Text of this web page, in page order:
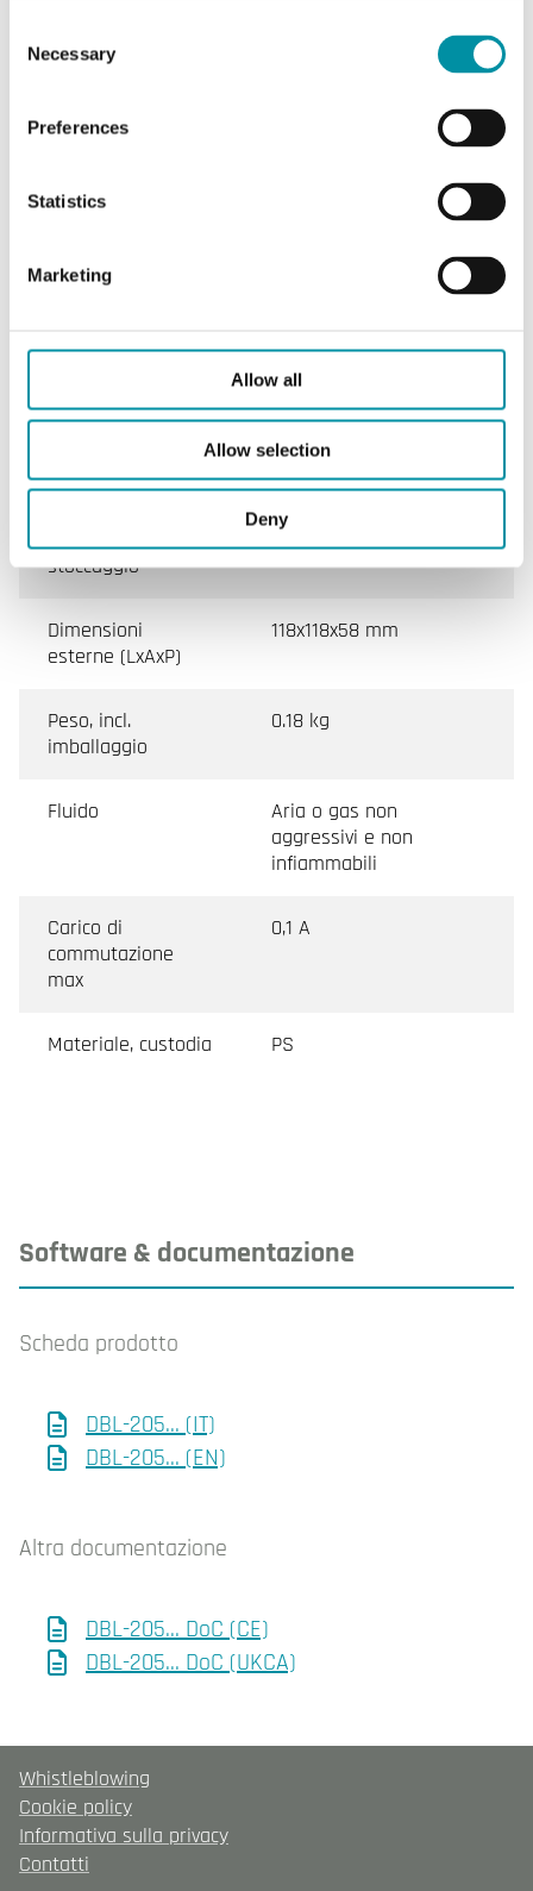
Selection
Necessary
Preferences
Statistics
Marketing
Allow all
Allow selection
Deny
versione UL
Classe apparecchio
protezione
Umidità ambiente
(senza condensa)
Temperatura
-20…60 °C
stoccaggio
-40…85 °C
Umidità di
stoccaggio
0...95 % RH
Dimensioni
esterne (LxAxP)
118x118x58 mm
Peso, incl.
imballaggio
0.18 kg
Fluido
Aria o gas non
aggressivi e non
infiammabili
Carico di
commutazione
max
0,1 A
Materiale, custodia PS
Software & documentazione
Scheda prodotto
DBL-205... (IT)
DBL-205... (EN)
Altra documentazione
DBL-205... DoC (CE)
DBL-205... DoC (UKCA)
Whistleblowing
Cookie policy
Informativa sulla privacy
Contatti